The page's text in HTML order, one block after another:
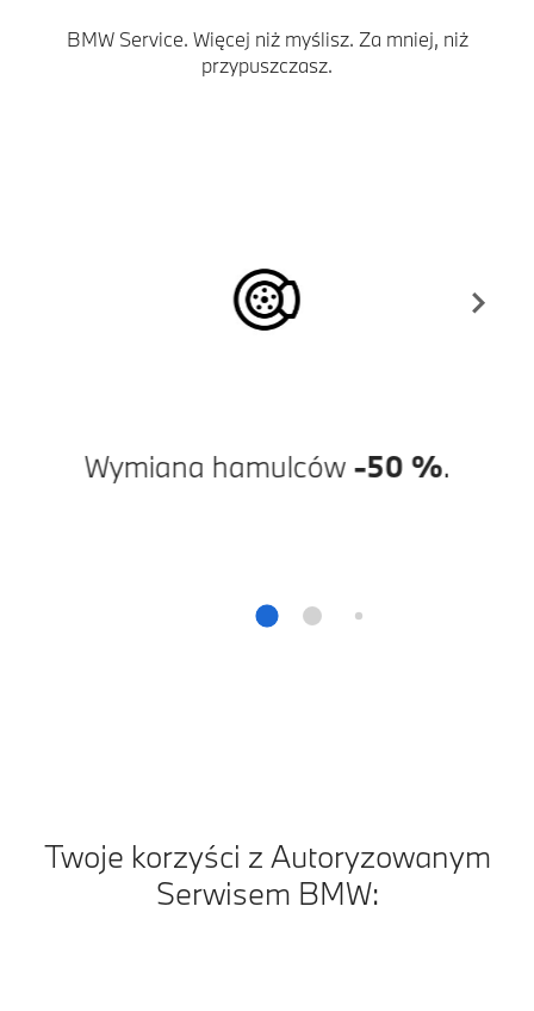
BMW Service. Więcej niż myślisz. Za mniej, niż
przypuszczasz.
Wymiana hamulców -50 %.
Twoje korzyści z Autoryzowanym
Serwisem BMW: